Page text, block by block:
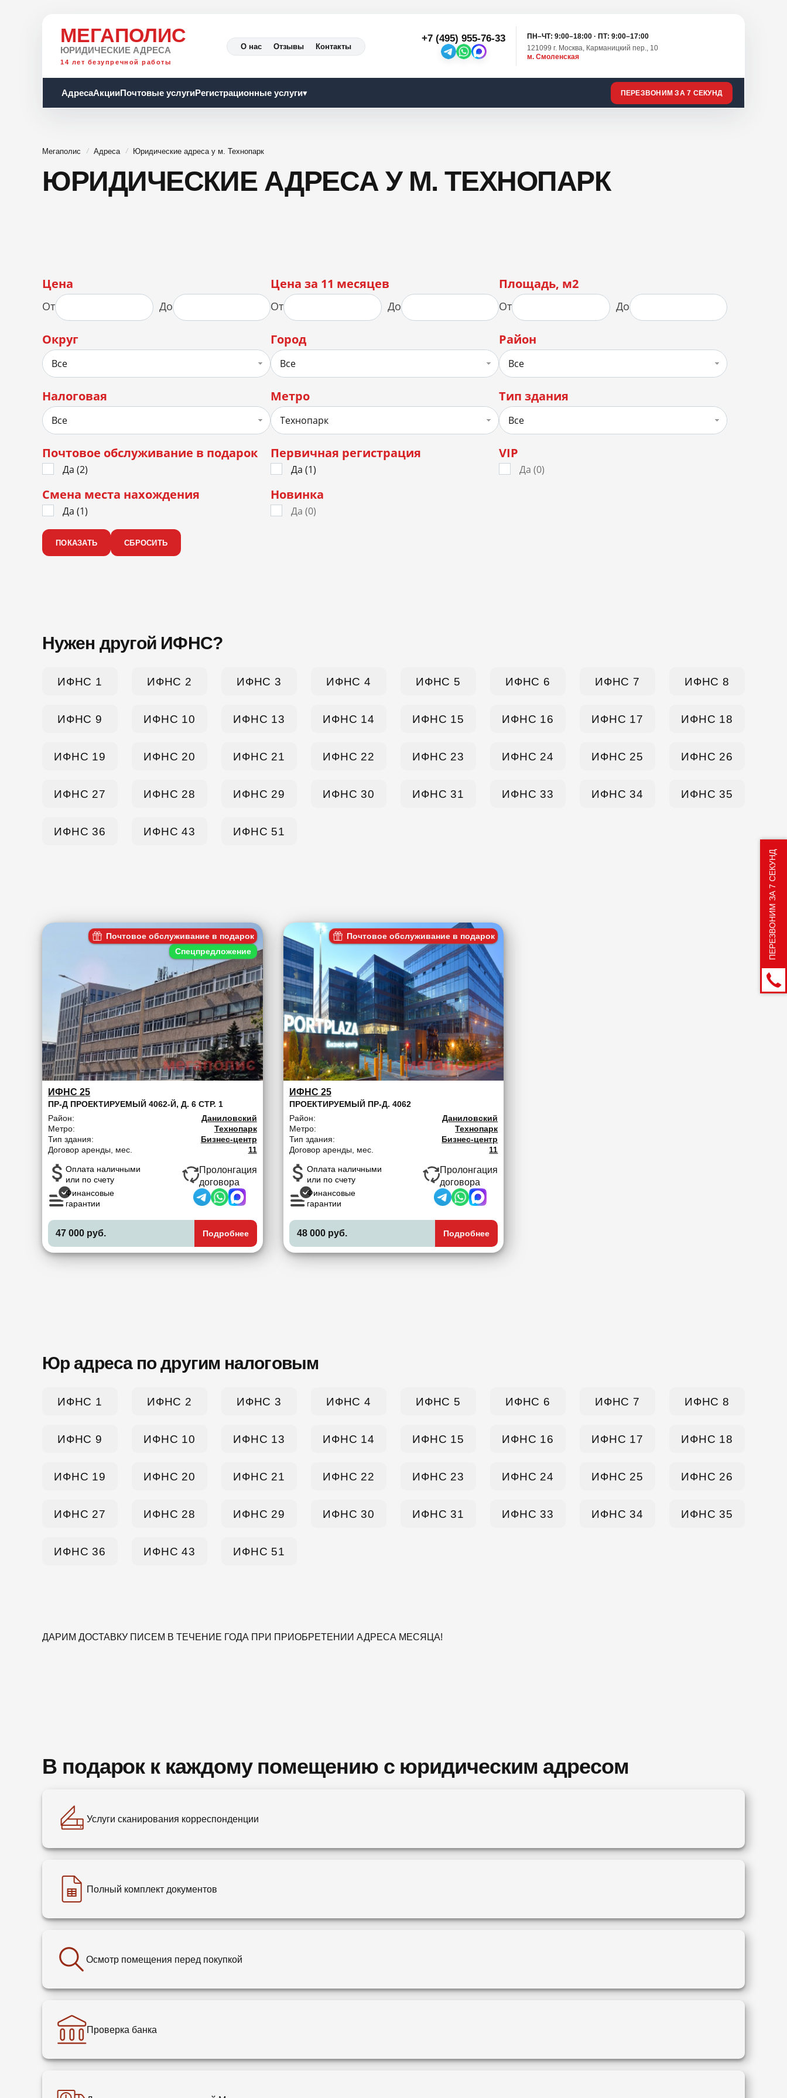
МЕГАПОЛИС
ЮРИДИЧЕСКИЕ АДРЕСА
14 лет безупречной работы
О нас Отзывы Контакты
+7 (495) 955-76-33
ПН–ЧТ: 9:00–18:00 · ПТ: 9:00–17:00
121099 г. Москва, Карманицкий пер., 10
м. Смоленская
АдресаАкцииПочтовые услугиРегистрационные услуги▾ ПЕРЕЗВОНИМ ЗА 7 СЕКУНД
Мегаполис Адреса Юридические адреса у м. Технопарк
ЮРИДИЧЕСКИЕ АДРЕСА У М. ТЕХНОПАРК
Цена
От До
Цена за 11 месяцев
От До
Площадь, м2
От До
Округ
Все
Город
Все
Район
Все
Налоговая
Все
Метро
Технопарк
Тип здания
Все
Почтовое обслуживание в подарок
Да (2)
Первичная регистрация
Да (1)
VIP
Да (0)
Смена места нахождения
Да (1)
Новинка
Да (0)
Нужен другой ИФНС?
ИФНС 1 ИФНС 2 ИФНС 3 ИФНС 4 ИФНС 5 ИФНС 6 ИФНС 7 ИФНС 8
ИФНС 9 ИФНС 10 ИФНС 13 ИФНС 14 ИФНС 15 ИФНС 16 ИФНС 17 ИФНС 18
ИФНС 19 ИФНС 20 ИФНС 21 ИФНС 22 ИФНС 23 ИФНС 24 ИФНС 25 ИФНС 26
ИФНС 27 ИФНС 28 ИФНС 29 ИФНС 30 ИФНС 31 ИФНС 33 ИФНС 34 ИФНС 35
ИФНС 36 ИФНС 43 ИФНС 51
Почтовое обслуживание в подарок
Спецпредложение
ИФНС 25
ПР-Д ПРОЕКТИРУЕМЫЙ 4062-Й, Д. 6 СТР. 1
Район:
Даниловский
Метро:
Технопарк
Тип здания:
Бизнес-центр
Договор аренды, мес.
11
Оплата наличными
или по счету
Финансовые
гарантии
Пролонгация
договора
47 000 руб. Подробнее
Почтовое обслуживание в подарок
ИФНС 25
ПРОЕКТИРУЕМЫЙ ПР-Д. 4062
Район:
Даниловский
Метро:
Технопарк
Тип здания:
Бизнес-центр
Договор аренды, мес.
11
Оплата наличными
или по счету
Финансовые
гарантии
Пролонгация
договора
48 000 руб. Подробнее
Юр адреса по другим налоговым
ИФНС 1 ИФНС 2 ИФНС 3 ИФНС 4 ИФНС 5 ИФНС 6 ИФНС 7 ИФНС 8
ИФНС 9 ИФНС 10 ИФНС 13 ИФНС 14 ИФНС 15 ИФНС 16 ИФНС 17 ИФНС 18
ИФНС 19 ИФНС 20 ИФНС 21 ИФНС 22 ИФНС 23 ИФНС 24 ИФНС 25 ИФНС 26
ИФНС 27 ИФНС 28 ИФНС 29 ИФНС 30 ИФНС 31 ИФНС 33 ИФНС 34 ИФНС 35
ИФНС 36 ИФНС 43 ИФНС 51
ДАРИМ ДОСТАВКУ ПИСЕМ В ТЕЧЕНИЕ ГОДА ПРИ ПРИОБРЕТЕНИИ АДРЕСА МЕСЯЦА!
В подарок к каждому помещению с юридическим адресом
Услуги сканирования корреспонденции
Полный комплект документов
Осмотр помещения перед покупкой
Проверка банка
ПЕРЕЗВОНИМ ЗА 7 СЕКУНД